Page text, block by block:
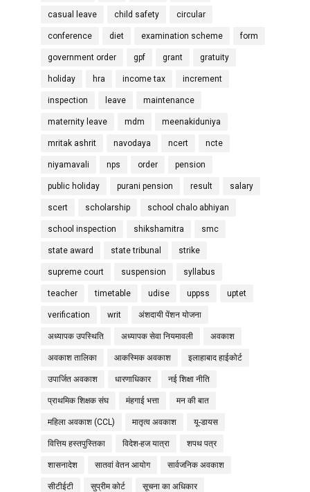
casual leave child safety circular
conference diet examination scheme form
government order gpf grant gratuity
holiday hra income tax increment
inspection leave maintenance
maternity leave mdm meenakiduniya
mritak ashrit navodaya ncert ncte
niyamavali nps order pension
public holiday purani pension result salary
scert scholarship school chalo abhiyan
school inspection shikshamitra smc
state award state tribunal strike
supreme court suspension syllabus
teacher timetable udise uppss uptet
verification writ अंशदायी पेंशन योजना
अध्यापक उपस्थिति अध्यापक सेवा नियमावली अवकाश
अवकाश तालिका आकस्मिक अवकाश इलाहाबाद हाईकोर्ट
उपार्जित अवकाश धारणाधिकार नई शिक्षा नीति
प्राथमिक शिक्षक संघ मंहगाई भत्ता मन की बात
महिला अवकाश (CCL) मातृत्व अवकाश यू-डायस
वित्तिय हस्तपुस्तिका विदेश-हज यात्रा शपथ पत्र
शासनादेश सातवां वेतन आयोग सार्वजनिक अवकाश
सीटीईटी सुप्रीम कोर्ट सूचना का अधिकार